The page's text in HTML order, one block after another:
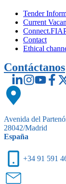
Tender
Current
Contact
Ethical
Contáctanos
Avenida del
28042/Madrid
España
+34 91 591